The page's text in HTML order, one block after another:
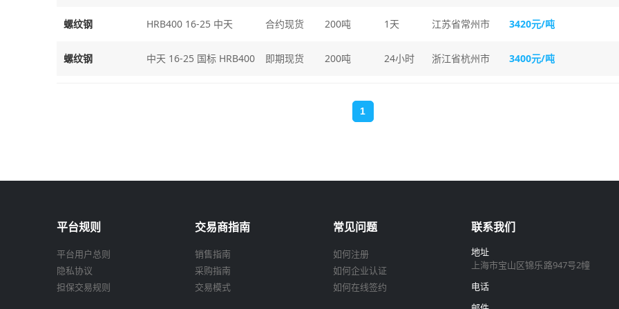
螺纹钢 3420元/吨
合约现货 200吨 1天 江苏省常州市
HRB400 16-25 中天
螺纹钢 3400元/吨
即期现货 200吨 24小时 浙江省杭州市
中天 16-25 国标 HRB400
1
平台规则
平台用户总则
隐私协议
担保交易规则
交易商指南
销售指南
采购指南
交易模式
常见问题
如何注册
如何企业认证
如何在线签约
联系我们
地址
上海市宝山区锦乐路947号2幢
电话